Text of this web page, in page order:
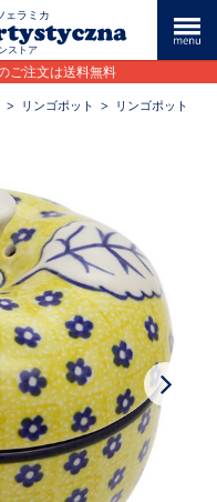
ェラミカ
ストア
ご注文は送料無料
> リンゴポット >
リンゴポット